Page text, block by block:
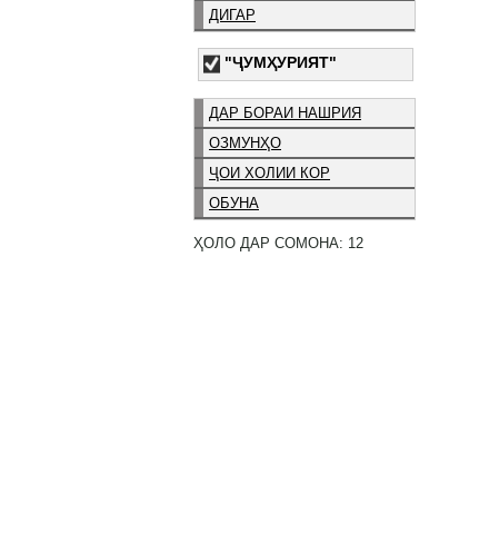
ДИГАР
"ҶУМҲУРИЯТ"
ДАР БОРАИ НАШРИЯ
ОЗМУНҲО
ҶОИ ХОЛИИ КОР
ОБУНА
ҲОЛО ДАР СОМОНА: 12